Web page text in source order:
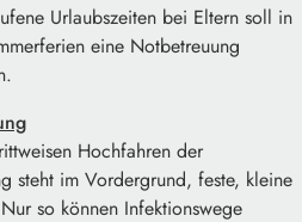
Urlaubszeiten bei Eltern soll in
eine Notbetreuung
Hochfahren der
steht im Vordergrund, feste, kleine
so können Infektionswege